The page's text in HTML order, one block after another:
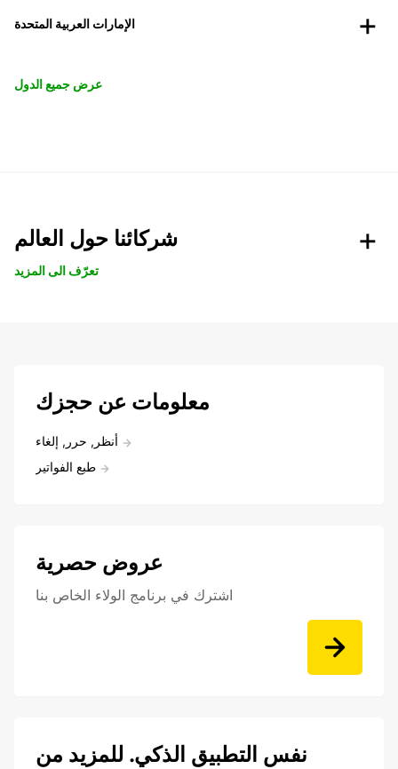
الإمارات العربية المتحدة
عرض جميع الدول
شركائنا حول العالم
تعرّف الى المزيد
معلومات عن حجزك
أنظر, حرر, إلغاء
طبع الفواتير
عروض حصرية
اشترك في برنامج الولاء الخاص بنا
نفس التطبيق الذكي. للمزيد من